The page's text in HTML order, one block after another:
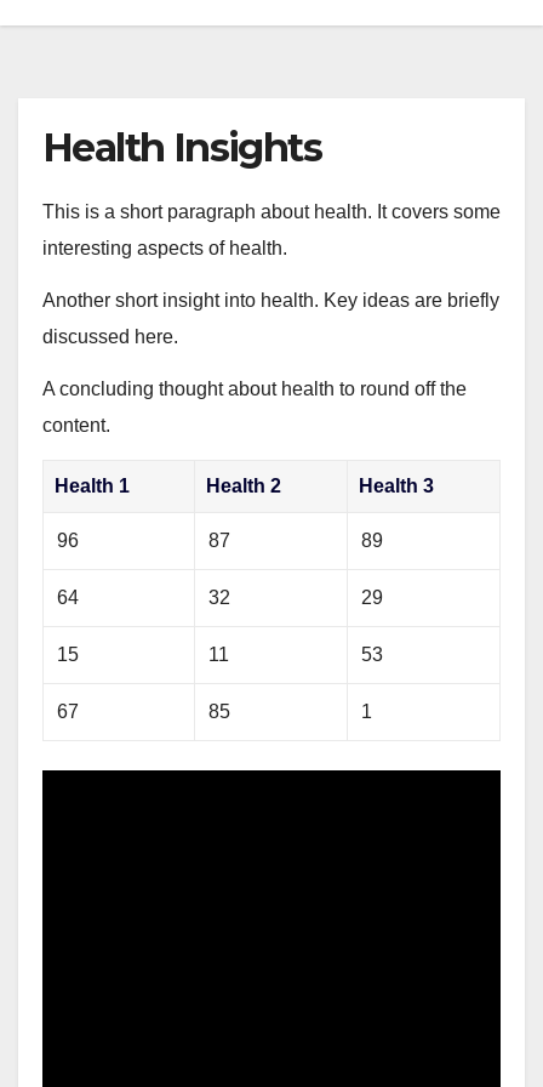
Health Insights
This is a short paragraph about health. It covers some
interesting aspects of health.
Another short insight into health. Key ideas are briefly
discussed here.
A concluding thought about health to round off the
content.
Health 1 Health 2 Health 3
96 87 89
64 32 29
15 11 53
67 85 1